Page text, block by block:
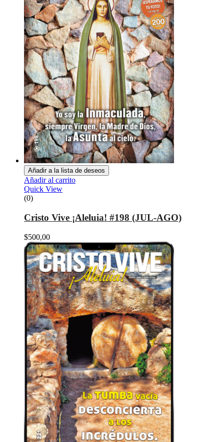
Añadir a la lista de deseos
Añadir al carrito
Quick View
(0)
Cristo Vive ¡Aleluia! #198 (JUL-AGO)
$500,00